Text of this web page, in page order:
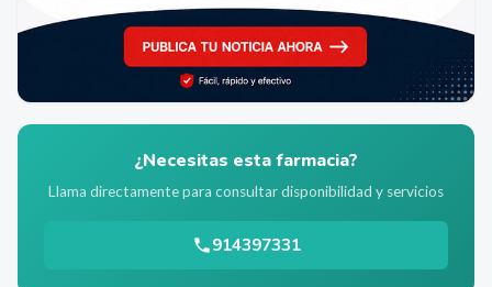
¿Necesitas esta farmacia?
Llama directamente para consultar disponibilidad y servicios
914397331